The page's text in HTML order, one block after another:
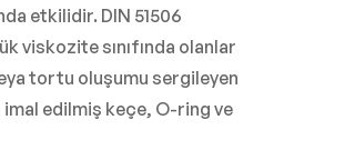
etkilidir. DIN 51506
viskozite sınıfında olanlar
tortu oluşumu sergileyen
edilmiş keçe, O-ring ve